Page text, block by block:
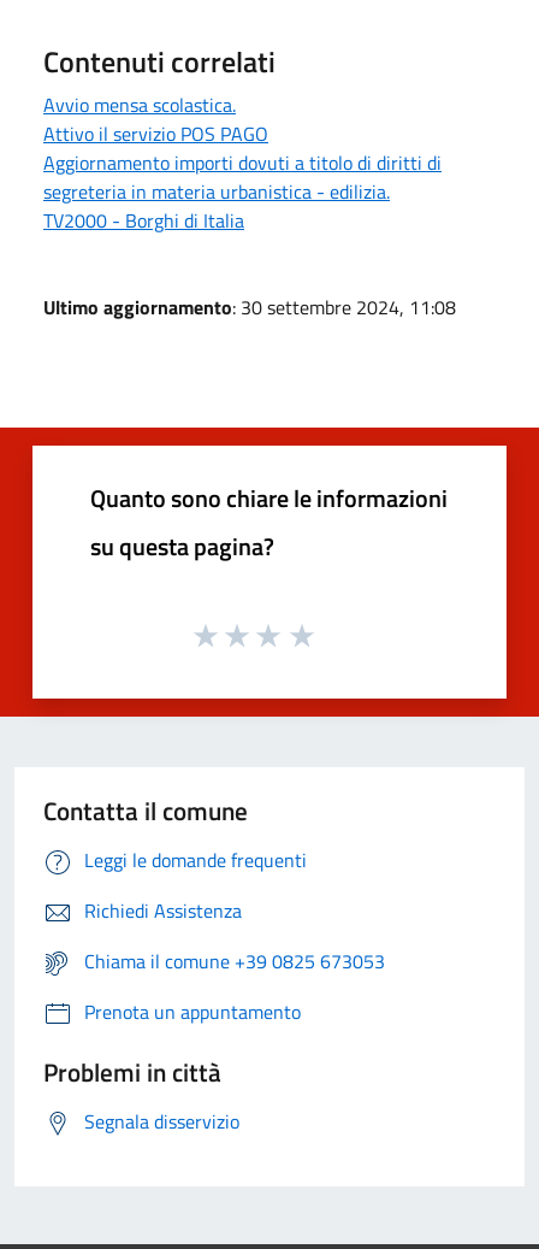
Contenuti correlati
Avvio mensa scolastica.
Attivo il servizio POS PAGO
Aggiornamento importi dovuti a titolo di diritti di
segreteria in materia urbanistica - edilizia.
TV2000 - Borghi di Italia
Ultimo aggiornamento: 30 settembre 2024, 11:08
Quanto sono chiare le informazioni
su questa pagina?
Contatta il comune
Leggi le domande frequenti
Richiedi Assistenza
Chiama il comune +39 0825 673053
Prenota un appuntamento
Problemi in città
Segnala disservizio